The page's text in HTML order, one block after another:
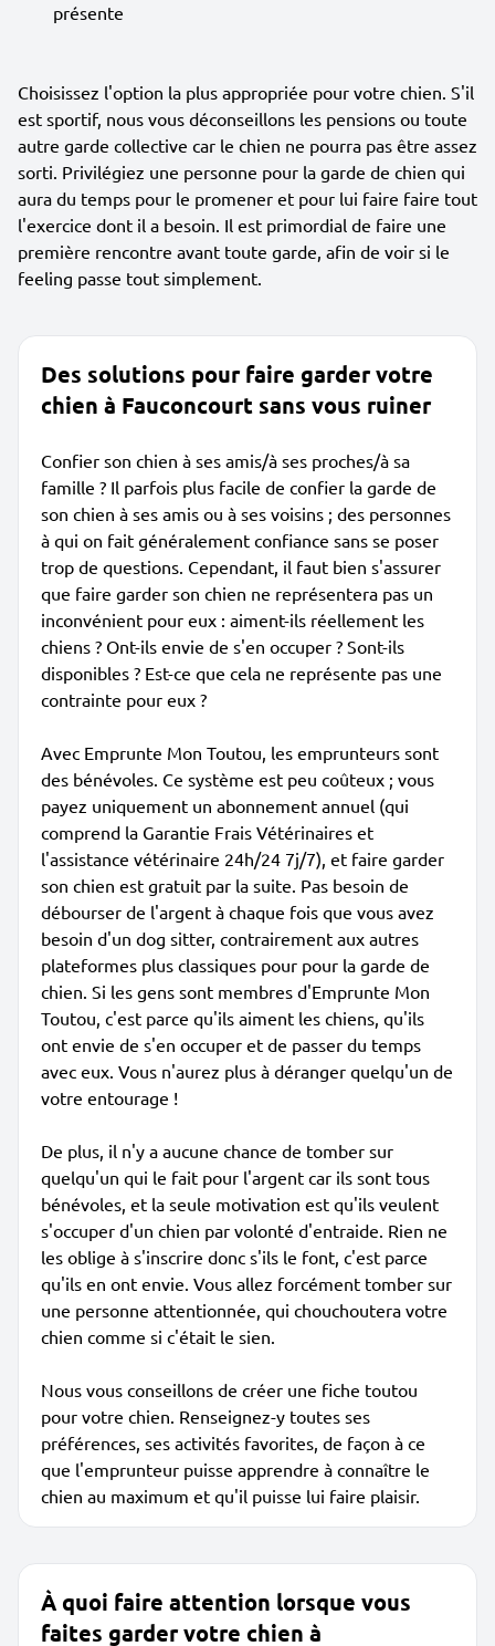
présente
Choisissez l'option la plus appropriée pour votre chien. S'il
est sportif, nous vous déconseillons les pensions ou toute
autre garde collective car le chien ne pourra pas être assez
sorti. Privilégiez une personne pour la garde de chien qui
aura du temps pour le promener et pour lui faire faire tout
l'exercice dont il a besoin. Il est primordial de faire une
première rencontre avant toute garde, afin de voir si le
feeling passe tout simplement.
Des solutions pour faire garder votre
chien à Fauconcourt sans vous ruiner
Confier son chien à ses amis/à ses proches/à sa
famille ? Il parfois plus facile de confier la garde de
son chien à ses amis ou à ses voisins ; des personnes
à qui on fait généralement confiance sans se poser
trop de questions. Cependant, il faut bien s'assurer
que faire garder son chien ne représentera pas un
inconvénient pour eux : aiment-ils réellement les
chiens ? Ont-ils envie de s'en occuper ? Sont-ils
disponibles ? Est-ce que cela ne représente pas une
contrainte pour eux ?
Avec Emprunte Mon Toutou, les emprunteurs sont
des bénévoles. Ce système est peu coûteux ; vous
payez uniquement un abonnement annuel (qui
comprend la Garantie Frais Vétérinaires et
l'assistance vétérinaire 24h/24 7j/7), et faire garder
son chien est gratuit par la suite. Pas besoin de
débourser de l'argent à chaque fois que vous avez
besoin d'un dog sitter, contrairement aux autres
plateformes plus classiques pour pour la garde de
chien. Si les gens sont membres d'Emprunte Mon
Toutou, c'est parce qu'ils aiment les chiens, qu'ils
ont envie de s'en occuper et de passer du temps
avec eux. Vous n'aurez plus à déranger quelqu'un de
votre entourage !
De plus, il n'y a aucune chance de tomber sur
quelqu'un qui le fait pour l'argent car ils sont tous
bénévoles, et la seule motivation est qu'ils veulent
s'occuper d'un chien par volonté d'entraide. Rien ne
les oblige à s'inscrire donc s'ils le font, c'est parce
qu'ils en ont envie. Vous allez forcément tomber sur
une personne attentionnée, qui chouchoutera votre
chien comme si c'était le sien.
Nous vous conseillons de créer une fiche toutou
pour votre chien. Renseignez-y toutes ses
préférences, ses activités favorites, de façon à ce
que l'emprunteur puisse apprendre à connaître le
chien au maximum et qu'il puisse lui faire plaisir.
À quoi faire attention lorsque vous
faites garder votre chien à